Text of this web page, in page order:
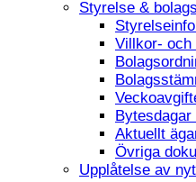
Styrelse &
Villkor- och
Aktuellt
Övriga
Upplåtelse av